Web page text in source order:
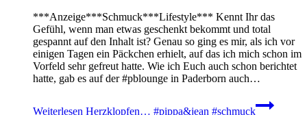
***Anzeige***Schmuck***Lifestyle*** Kennt Ihr das
Gefühl, wenn man etwas geschenkt bekommt und total
gespannt auf den Inhalt ist? Genau so ging es mir, als ich vor
einigen Tagen ein Päckchen erhielt, auf das ich mich schon im
Vorfeld sehr gefreut hatte. Wie ich Euch auch schon berichtet
hatte, gab es auf der #pblounge in Paderborn auch…
Weiterlesen Herzklopfen… #pippa&jean #schmuck